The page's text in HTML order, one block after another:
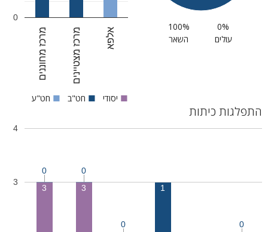
0%
עולים
100%
השאר
מרכז מחוננים מרכז מצטיינים אלפא
0
■ יסודי ■ חט"ב ■ חט"ע
התפלגות כיתות
3
4
3 3
0 0
0
1
0